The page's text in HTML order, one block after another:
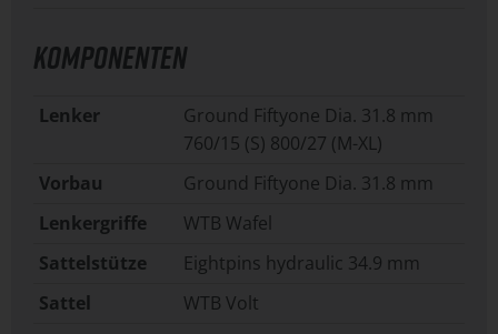
KOMPONENTEN
Lenker
Ground Fiftyone Dia. 31.8 mm
760/15 (S) 800/27 (M-XL)
Vorbau
Ground Fiftyone Dia. 31.8 mm
Lenkergriffe
WTB Wafel
Sattelstütze
Eightpins hydraulic 34.9 mm
Sattel
WTB Volt